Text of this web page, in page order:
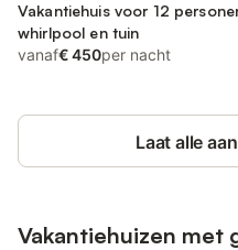
Vakantiehuis voor 12
whirlpool en tuin
vanaf€ 450per nacht
Laat alle
Vakantiehuizen met